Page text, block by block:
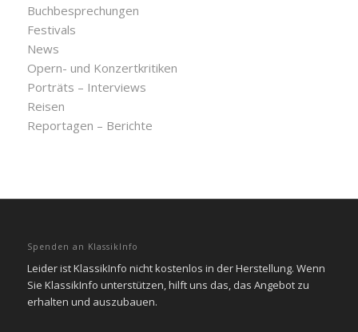
Buchbesprechungen
Festivals
News
Opern- und Konzertkritiken
Porträts – Interviews
Reisen
Reportagen – Berichte
Spenden an KlassikInfo
Leider ist KlassikInfo nicht kostenlos in der Herstellung. Wenn
Sie KlassikInfo unterstützen, hilft uns das, das Angebot zu
erhalten und auszubauen.